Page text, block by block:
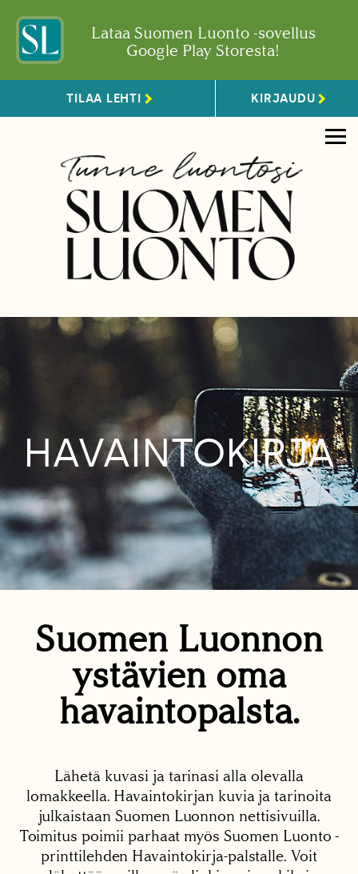
Lataa Suomen Luonto -sovellus
Google Play Storesta!
TILAA LEHTI KIRJAUDU
HAVAINTOKIRJA
Suomen Luonnon
ystävien oma
havaintopalsta.
Lähetä kuvasi ja tarinasi alla olevalla
lomakkeella. Havaintokirjan kuvia ja tarinoita
julkaistaan Suomen Luonnon nettisivuilla.
Toimitus poimii parhaat myös Suomen Luonto -
printtilehden Havaintokirja-palstalle. Voit